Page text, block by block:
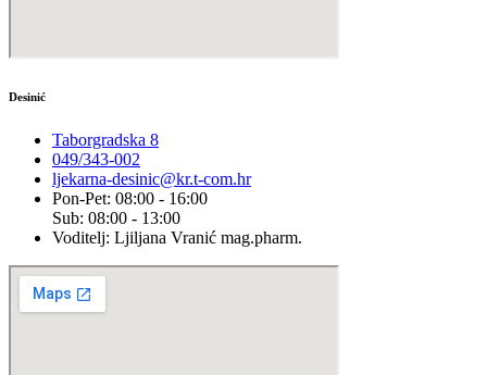
Desinić
Taborgradska 8
049/343-002
ljekarna-desinic@kr.t-com.hr
Pon-Pet: 08:00 - 16:00
Sub: 08:00 - 13:00
Voditelj: Ljiljana Vranić mag.pharm.